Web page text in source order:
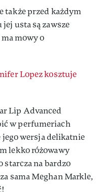
także przed każdym
usta są zawsze
mowy o
Lopez kosztuje
Lip Advanced
w perfumeriach
jego wersja delikatnie
lekko różowawy
starcza na bardzo
sama Meghan Markle,